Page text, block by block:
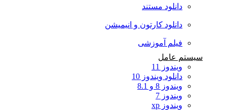
دانلود مستند
دانلود کارتون و انیمیشن
فیلم آموزشی
سیستم عامل
ویندوز 11
دانلود ویندوز 10
ویندوز 8 و 8.1
ویندوز 7
ویندوز xp